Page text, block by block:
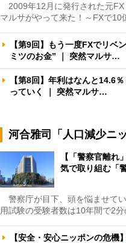
2009年12月に発行された元FX
マルサがやって来た！～FXで10
【第9回】もう一度FXでリ
ミツのお金” ｜ 突然マルサ…
【第8回】年利はなんと14.6
っていく ｜ 突然マルサ…
河合雅司「人口減少ニ
【「警察官離れ
気で取り組む「
警察庁が目下、頭を悩ませて
用試験の受験者数は10年間で2分
【安全・安心ニッポンの危